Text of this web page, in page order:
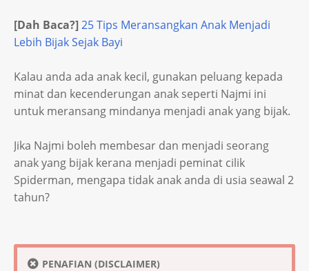
[Dah Baca?]25 Tips Meransangkan Anak Menjadi
Lebih Bijak Sejak Bayi
Kalau anda ada anak kecil, gunakan peluang kepada
minat dan kecenderungan anak seperti Najmi ini
untuk meransang mindanya menjadi anak yang bijak.
Jika Najmi boleh membesar dan menjadi seorang
anak yang bijak kerana menjadi peminat cilik
Spiderman, mengapa tidak anak anda di usia seawal 2
tahun?
PENAFIAN (DISCLAIMER)